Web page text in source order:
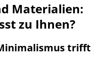
Materialien:
zu Ihnen?
trifft